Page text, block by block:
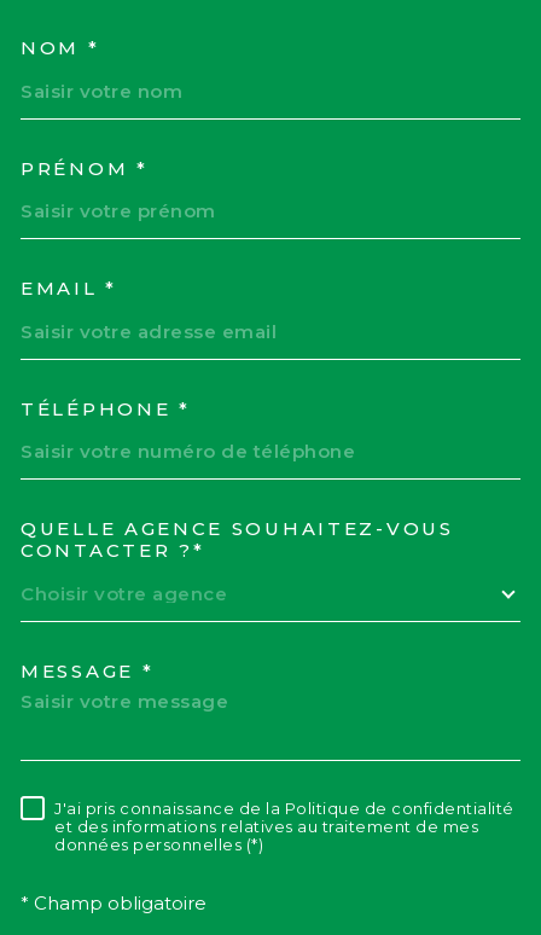
NOM *
PRÉNOM *
EMAIL *
TÉLÉPHONE *
QUELLE AGENCE SOUHAITEZ-VOUS
CONTACTER ?*
Choisir votre agence
MESSAGE *
RÈGLEMENTATION
J'ai pris connaissance de la Politique de confidentialité
et des informations relatives au traitement de mes
données personnelles (*)
* Champ obligatoire